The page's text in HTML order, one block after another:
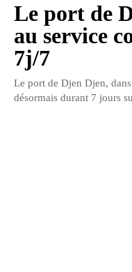
Le port de
au service
7j/7
Le port de Djen Djen,
désormais durant 7 jours